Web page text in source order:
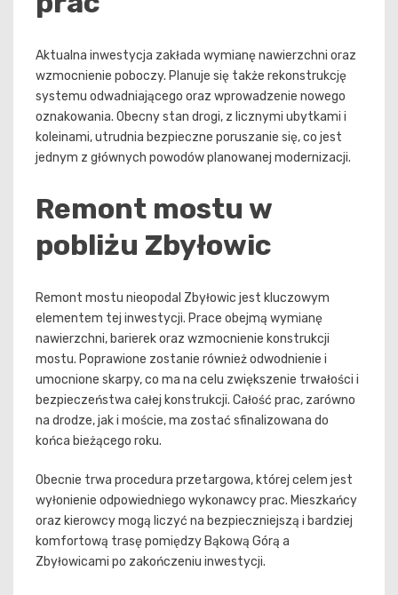
Aktualna inwestycja zakłada wymianę nawierzchni oraz
wzmocnienie poboczy. Planuje się także rekonstrukcję
systemu odwadniającego oraz wprowadzenie nowego
oznakowania. Obecny stan drogi, z licznymi ubytkami i
koleinami, utrudnia bezpieczne poruszanie się, co jest
jednym z głównych powodów planowanej modernizacji.
Remont mostu w
pobliżu Zbyłowic
Remont mostu nieopodal Zbyłowic jest kluczowym
elementem tej inwestycji. Prace obejmą wymianę
nawierzchni, barierek oraz wzmocnienie konstrukcji
mostu. Poprawione zostanie również odwodnienie i
umocnione skarpy, co ma na celu zwiększenie trwałości i
bezpieczeństwa całej konstrukcji. Całość prac, zarówno
na drodze, jak i moście, ma zostać sfinalizowana do
końca bieżącego roku.
Obecnie trwa procedura przetargowa, której celem jest
wyłonienie odpowiedniego wykonawcy prac. Mieszkańcy
oraz kierowcy mogą liczyć na bezpieczniejszą i bardziej
komfortową trasę pomiędzy Bąkową Górą a
Zbyłowicami po zakończeniu inwestycji.